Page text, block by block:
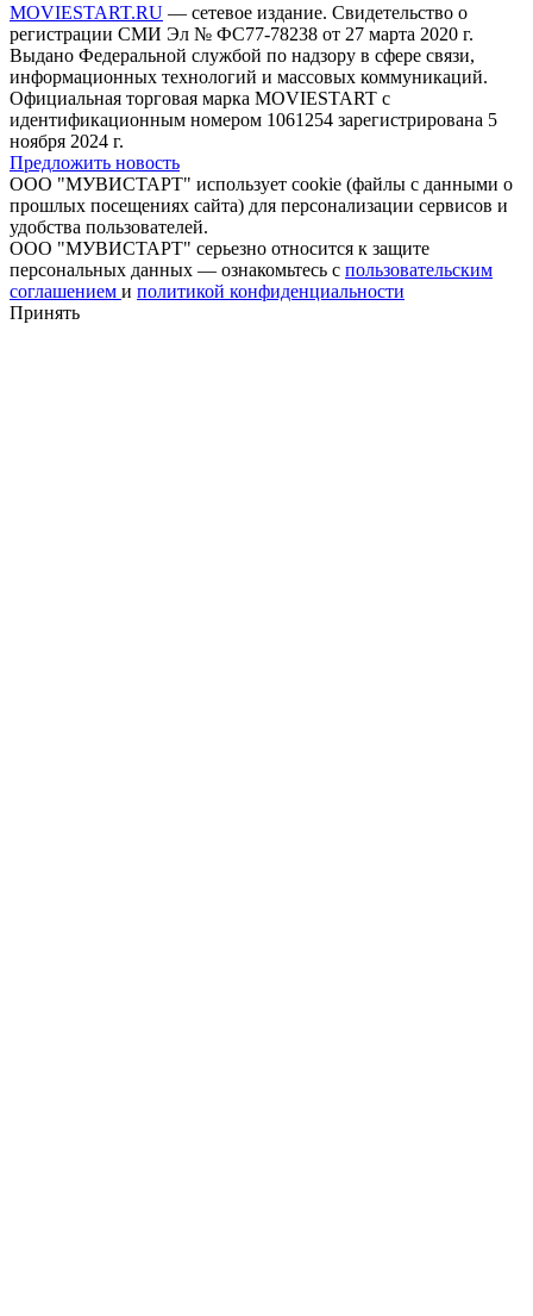
MOVIESTART.RU — сетевое издание. Свидетельство о
регистрации СМИ Эл № ФС77-78238 от 27 марта 2020 г.
Выдано Федеральной службой по надзору в сфере связи,
информационных технологий и массовых коммуникаций.
Официальная торговая марка MOVIESTART с
идентификационным номером 1061254 зарегистрирована 5
ноября 2024 г.
Предложить новость
ООО "МУВИСТАРТ" использует cookie (файлы с данными о
прошлых посещениях сайта) для персонализации сервисов и
удобства пользователей.
ООО "МУВИСТАРТ" серьезно относится к защите
персональных данных — ознакомьтесь с пользовательским
соглашением и политикой конфиденциальности
Принять